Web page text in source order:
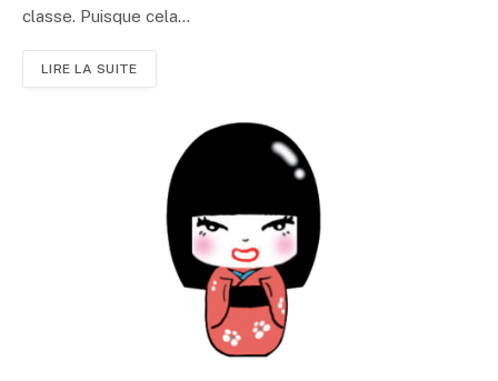
classe. Puisque cela...
LIRE LA SUITE